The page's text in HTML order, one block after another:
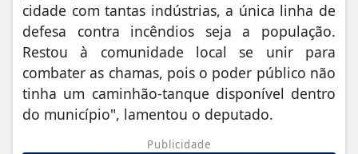
cidade com tantas indústrias, a única linha de
defesa contra incêndios seja a população.
Restou à comunidade local se unir para
combater as chamas, pois o poder público não
tinha um caminhão-tanque disponível dentro
do município", lamentou o deputado.
Publicidade